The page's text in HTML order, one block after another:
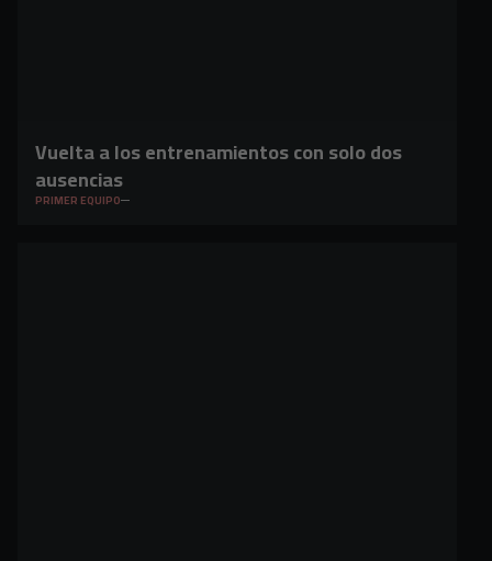
Vuelta a los entrenamientos con solo dos
ausencias
PRIMER EQUIPO